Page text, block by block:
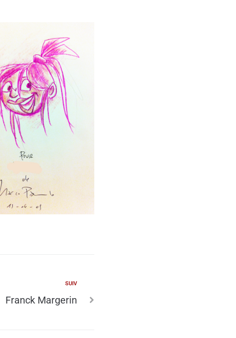
SUIV
Franck Margerin